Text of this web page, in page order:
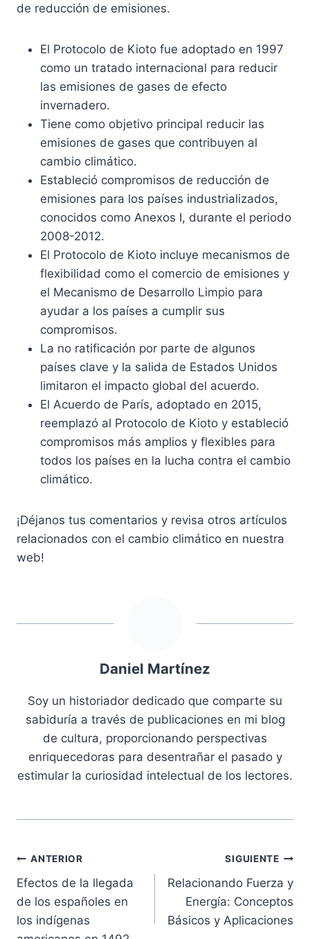
de reducción de emisiones.
El Protocolo de Kioto fue adoptado en 1997
como un tratado internacional para reducir
las emisiones de gases de efecto
invernadero.
Tiene como objetivo principal reducir las
emisiones de gases que contribuyen al
cambio climático.
Estableció compromisos de reducción de
emisiones para los países industrializados,
conocidos como Anexos I, durante el periodo
2008-2012.
El Protocolo de Kioto incluye mecanismos de
flexibilidad como el comercio de emisiones y
el Mecanismo de Desarrollo Limpio para
ayudar a los países a cumplir sus
compromisos.
La no ratificación por parte de algunos
países clave y la salida de Estados Unidos
limitaron el impacto global del acuerdo.
El Acuerdo de París, adoptado en 2015,
reemplazó al Protocolo de Kioto y estableció
compromisos más amplios y flexibles para
todos los países en la lucha contra el cambio
climático.
¡Déjanos tus comentarios y revisa otros artículos
relacionados con el cambio climático en nuestra
web!
Daniel Martínez
Soy un historiador dedicado que comparte su
sabiduría a través de publicaciones en mi blog
de cultura, proporcionando perspectivas
enriquecedoras para desentrañar el pasado y
estimular la curiosidad intelectual de los lectores.
Navegación
de
entradas
ANTERIOR
Efectos de la llegada
de los españoles en
los indígenas
SIGUIENTE
Relacionando Fuerza y
Energía: Conceptos
Básicos y Aplicaciones